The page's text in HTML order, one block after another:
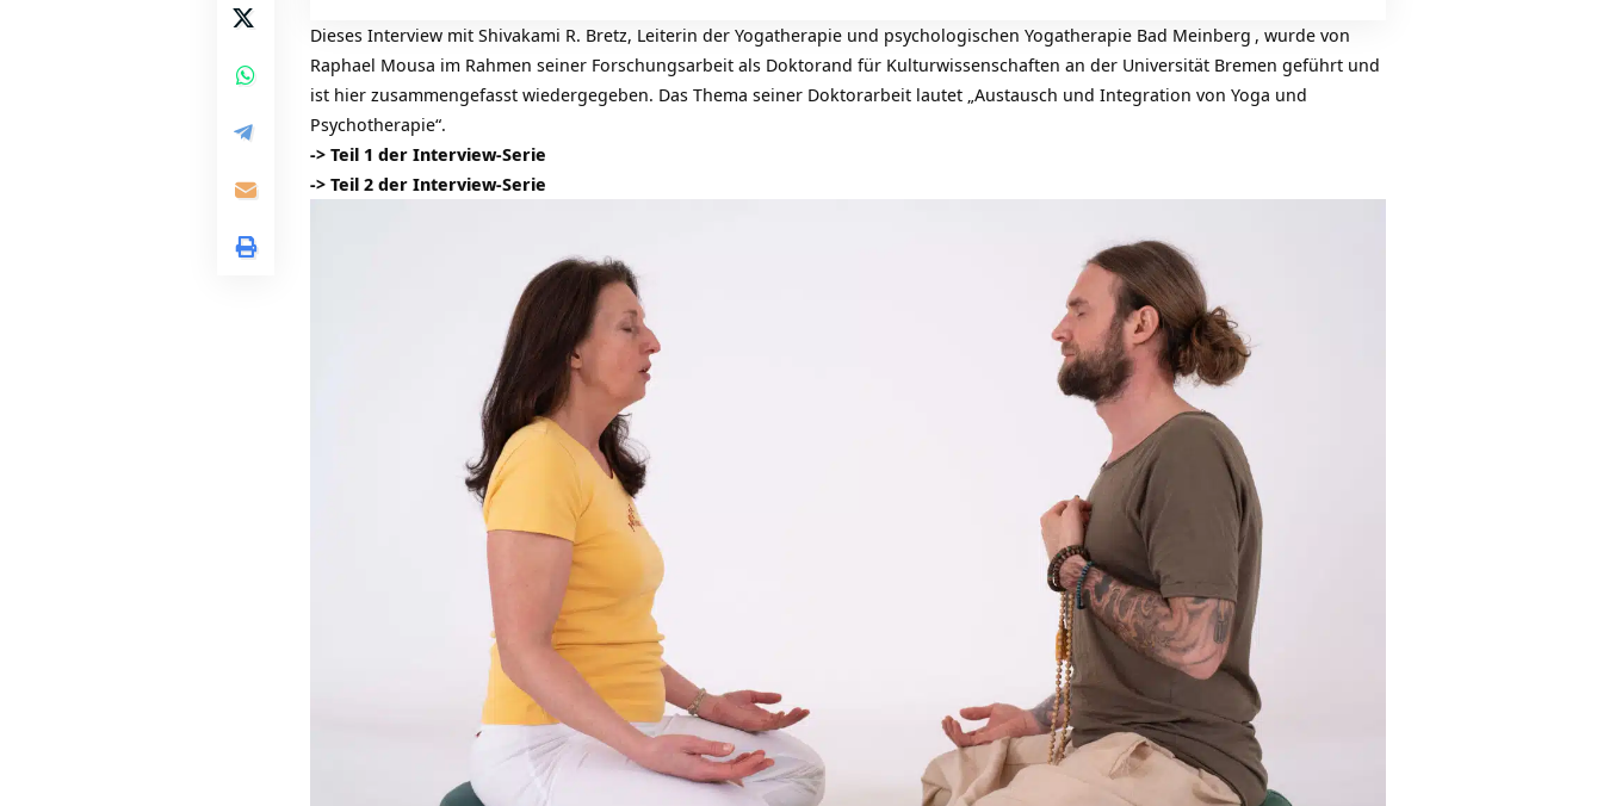
Dieses Interview mit Shivakami R. Bretz, Leiterin der Yogatherapie und psychologischen Yogatherapie Bad Meinberg , wurde von
Raphael Mousa im Rahmen seiner Forschungsarbeit als Doktorand für Kulturwissenschaften an der Universität Bremen geführt und
ist hier zusammengefasst wiedergegeben. Das Thema seiner Doktorarbeit lautet „Austausch und Integration von Yoga und
Psychotherapie“.
-> Teil 1 der Interview-Serie
-> Teil 2 der Interview-Serie